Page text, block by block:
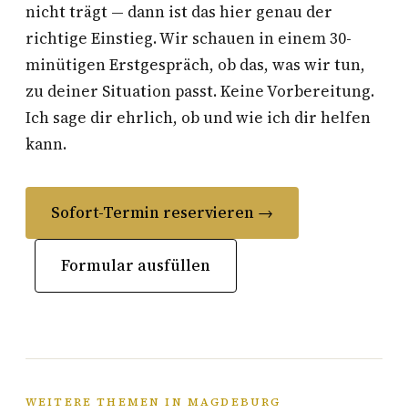
nicht trägt — dann ist das hier genau der
richtige Einstieg. Wir schauen in einem 30-
minütigen Erstgespräch, ob das, was wir tun,
zu deiner Situation passt. Keine Vorbereitung.
Ich sage dir ehrlich, ob und wie ich dir helfen
kann.
Sofort-Termin reservieren →
Formular ausfüllen
WEITERE THEMEN IN MAGDEBURG